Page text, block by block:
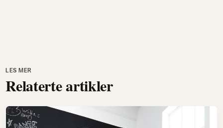
LES MER
Relaterte artikler